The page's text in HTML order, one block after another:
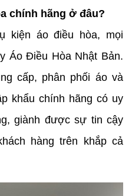
chính hãng ở đâu?
kiện áo điều hòa, mọi
Áo Điều Hòa Nhật Bản.
cấp, phân phối áo và
khẩu chính hãng có uy
giành được sự tin cậy
hàng trên khắp cả